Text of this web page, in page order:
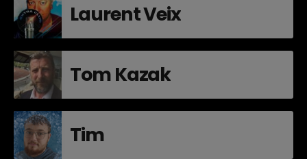
Laurent Veix
Tom Kazak
Tim